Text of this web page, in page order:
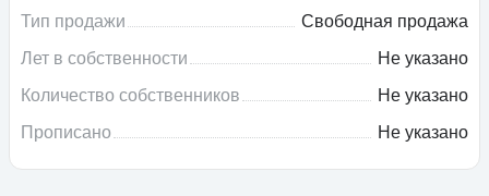
Тип продажи
Свободная продажа
Лет в собственности
Не указано
Количество собственников
Не указано
Прописано
Не указано